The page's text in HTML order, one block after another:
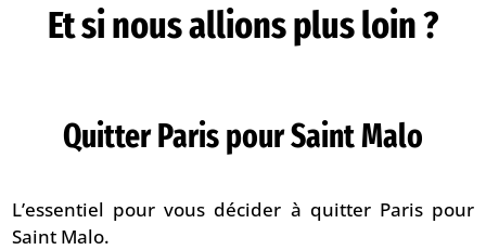
Et si nous allions plus loin ?
Quitter Paris pour Saint Malo
L’essentiel pour vous décider à quitter Paris pour
Saint Malo.